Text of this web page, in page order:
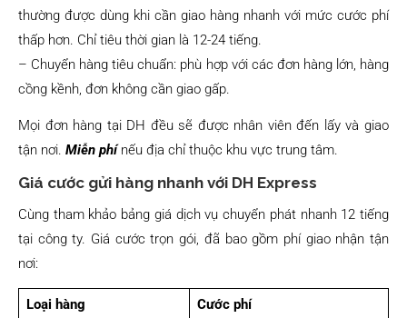
thường được dùng khi cần giao hàng nhanh với mức cước phí
thấp hơn. Chỉ tiêu thời gian là 12-24 tiếng.
– Chuyển hàng tiêu chuẩn: phù hợp với các đơn hàng lớn, hàng
cồng kềnh, đơn không cần giao gấp.
Mọi đơn hàng tại DH đều sẽ được nhân viên đến lấy và giao
tận nơi. Miễn phínếu địa chỉ thuộc khu vực trung tâm.
Giá cước gửi hàng nhanh với DH Express
Cùng tham khảo bảng giá dịch vụ chuyển phát nhanh 12 tiếng
tại công ty. Giá cước trọn gói, đã bao gồm phí giao nhận tận
nơi:
Loại hàng Cước phí